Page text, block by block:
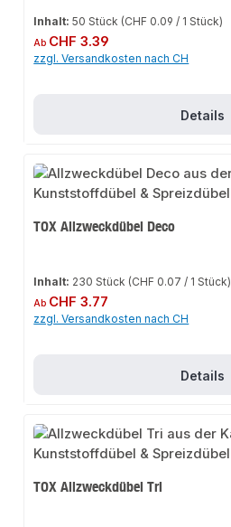
Inhalt:50 Stück (CHF 0.09 / 1 Stück)
Regulärer Preis:
Ab CHF 3.39
zzgl. Versandkosten nach CH
Details
TOX Allzweckdübel Deco
Inhalt: 230 Stück (CHF 0.07 / 1 Stück)
Regulärer Preis:
Ab CHF 3.77
zzgl. Versandkosten nach CH
Details
TOX Allzweckdübel Tri